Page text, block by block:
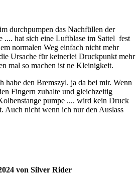
durchpumpen das Nachfüllen der
.... hat sich eine Luftblase im Sattel fest
normalen Weg einfach nicht mehr
Ursache für keinerlei Druckpunkt mehr
mal so machen ist ne Kleinigkeit.
habe den Bremszyl. ja da bei mir. Wenn
Fingern zuhalte und gleichzeitig
pumpe .... wird kein Druck
Auch nicht wenn ich nur den Auslass
von Silver Rider